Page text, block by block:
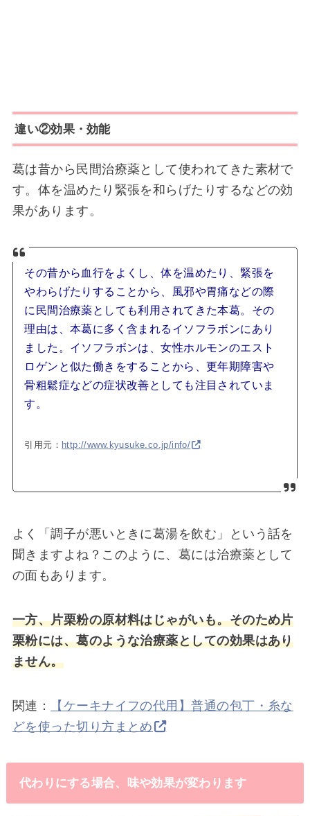
違い②効果・効能
葛は昔から民間治療薬として使われてきた素材で
す。体を温めたり緊張を和らげたりするなどの効
果があります。
その昔から血行をよくし、体を温めたり、緊張を
やわらげたりすることから、風邪や胃痛などの際
に民間治療薬としても利用されてきた本葛。その
理由は、本葛に多く含まれるイソフラボンにあり
ました。イソフラボンは、女性ホルモンのエスト
ロゲンと似た働きをすることから、更年期障害や
骨粗鬆症などの症状改善としても注目されていま
す。
引用元： http://www.kyusuke.co.jp/info/
よく「調子が悪いときに葛湯を飲む」という話を
聞きますよね？このように、葛には治療薬として
の面もあります。
一方、片栗粉の原材料はじゃがいも。そのため片
栗粉には、葛のような治療薬としての効果はあり
ません。
関連：
【ケーキナイフの代用】普通の包丁・糸な
どを使った切り方まとめ
代わりにする場合、味や効果が変わります